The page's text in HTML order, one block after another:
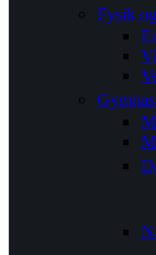
Fysik